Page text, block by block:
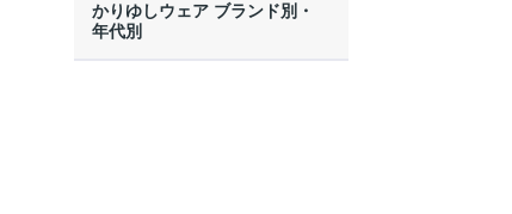
かりゆしウェア ブランド別・
年代別